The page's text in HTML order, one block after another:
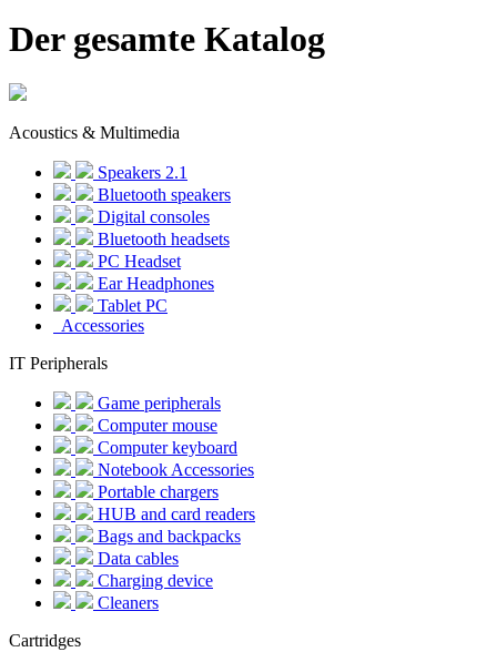
Der gesamte Katalog
Acoustics & Multimedia
Speakers 2.1
Bluetooth speakers
Digital consoles
Bluetooth headsets
PC Headset
Ear Headphones
Tablet PC
Accessories
IT Peripherals
Game peripherals
Computer mouse
Computer keyboard
Notebook Accessories
Portable chargers
HUB and card readers
Bags and backpacks
Data cables
Charging device
Cleaners
Cartridges